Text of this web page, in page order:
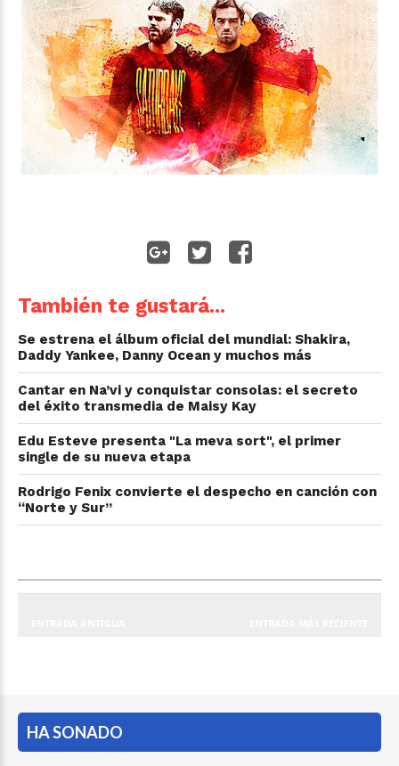
También te gustará...
Se estrena el álbum oficial del mundial: Shakira,
Daddy Yankee, Danny Ocean y muchos más
Cantar en Na’vi y conquistar consolas: el secreto
del éxito transmedia de Maisy Kay
Edu Esteve presenta "La meva sort", el primer
single de su nueva etapa
Rodrigo Fenix convierte el despecho en canción con
“Norte y Sur”
HA SONADO